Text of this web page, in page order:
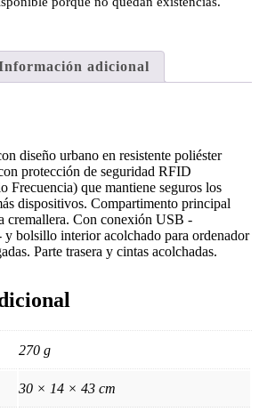
adicional
diseño urbano en resistente poliéster
protección de seguridad RFID
Frecuencia) que mantiene seguros los
dispositivos. Compartimento principal
cremallera. Con conexión USB -
bolsillo interior acolchado para ordenador
Parte trasera y cintas acolchadas.
270 g
30 × 14 × 43 cm